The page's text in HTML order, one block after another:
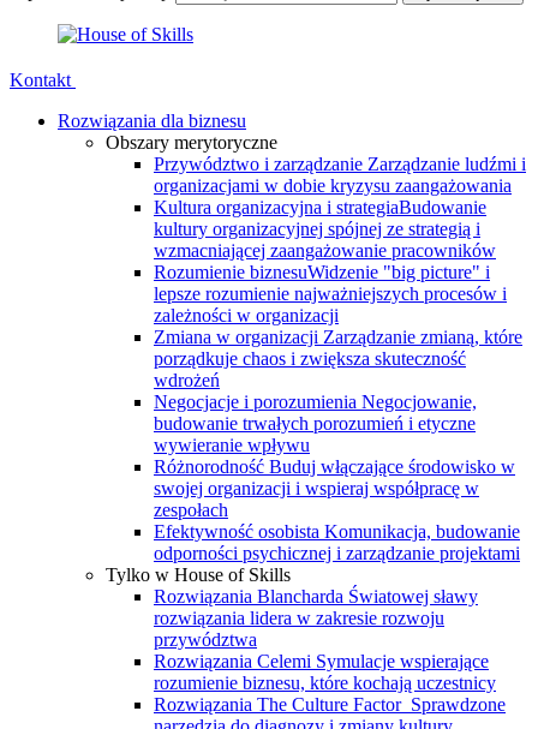
Kontakt
Rozwiązania dla biznesu
Obszary merytoryczne
Przywództwo i zarządzanie Zarządzanie ludźmi i
organizacjami w dobie kryzysu zaangażowania
Kultura organizacyjna i strategiaBudowanie
kultury organizacyjnej spójnej ze strategią i
wzmacniającej zaangażowanie pracowników
Rozumienie biznesuWidzenie "big picture" i
lepsze rozumienie najważniejszych procesów i
zależności w organizacji
Zmiana w organizacji Zarządzanie zmianą, które
porządkuje chaos i zwiększa skuteczność
wdrożeń
Negocjacje i porozumienia Negocjowanie,
budowanie trwałych porozumień i etyczne
wywieranie wpływu
Różnorodność Buduj włączające środowisko w
swojej organizacji i wspieraj współpracę w
zespołach
Efektywność osobista Komunikacja, budowanie
odporności psychicznej i zarządzanie projektami
Tylko w House of Skills
Rozwiązania Blancharda Światowej sławy
rozwiązania lidera w zakresie rozwoju
przywództwa
Rozwiązania Celemi Symulacje wspierające
rozumienie biznesu, które kochają uczestnicy
Rozwiązania The Culture Factor Sprawdzone